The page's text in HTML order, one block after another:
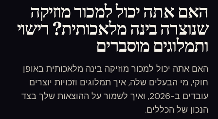
האם אתה יכול למכור מוזיקה
שנוצרה בינה מלאכותית? רישוי
ותמלוגים מוסברים
האם אתה יכול למכור מוזיקה בינה מלאכותית באופן
חוקי, מי הבעלים שלה, איך תמלוגים וזכויות יוצרים
עובדים ב-2026, ואיך לשמור על ההוצאות שלך בצד
הנכון של הכללים.